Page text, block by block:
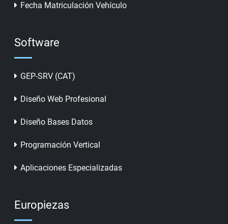
Fecha Matriculación Vehículo
Software
GEP-SRV (CAT)
Diseño Web Profesional
Diseño Bases Datos
Programación Vertical
Aplicaciones Especializadas
Europiezas